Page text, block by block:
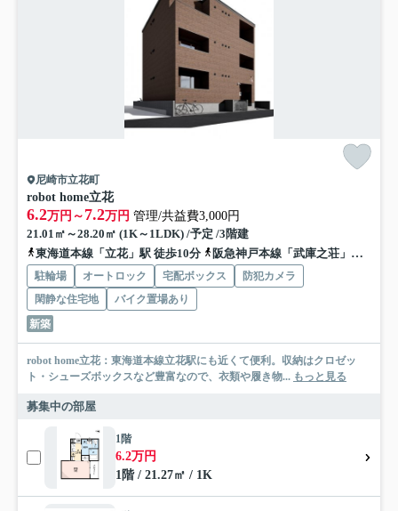
尼崎市立花町
robot home立花
6.2万円～ 7.2万円 管理/共益費3,000円
21.01㎡～28.20㎡ (1K～1LDK) /予定 /3階建
東海道本線「立花」駅 徒歩10分
阪急神戸本線「武庫之荘」駅 バス13分 阪神バス「地域総合センター今北」 停歩2分
駐輪場 オートロック 宅配ボックス
防犯カメラ
閑静な住宅地
バイク置場あり
新築
robot home立花：東海道本線立花駅にも近くて便利。収納はクロゼッ
ト・シューズボックスなど豊富なので、衣類や履き物... もっと見る
募集中の部屋
1階
6.2万円
1階 / 21.27㎡ / 1K